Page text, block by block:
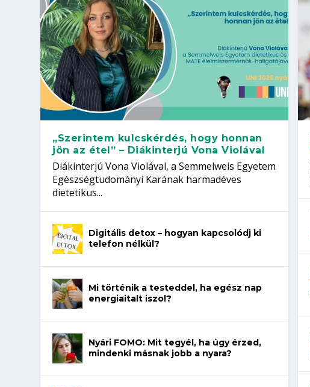
„Szerintem kulcskérdés, hogy honnan
jön az étel” – Diákinterjú Vona Violával
Diákinterjú Vona Violával, a Semmelweis Egyetem
Egészségtudományi Karának harmadéves
dietetikus...
Digitális detox – hogyan kapcsolódj ki
telefon nélkül?
Mi történik a testeddel, ha egész nap
energiaitalt iszol?
Nyári FOMO: Mit tegyél, ha úgy érzed,
mindenki másnak jobb a nyara?